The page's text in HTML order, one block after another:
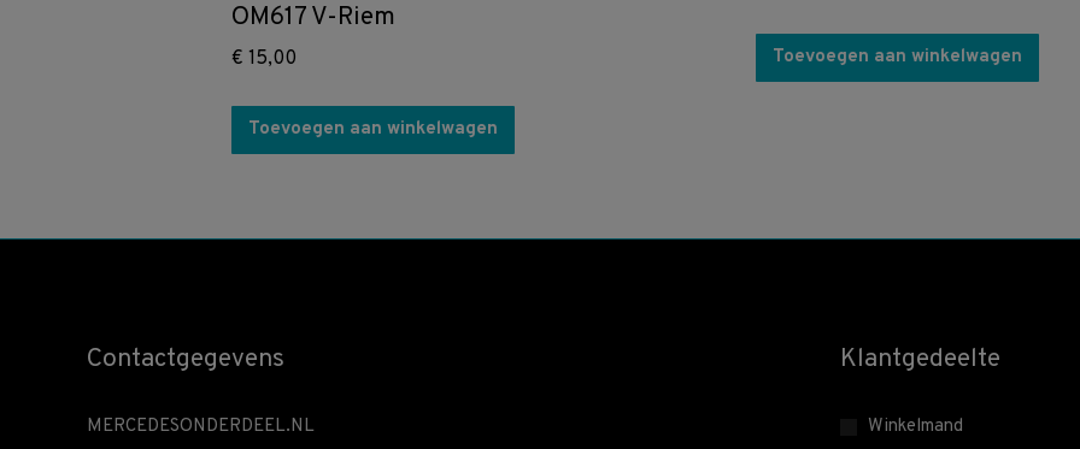
OM617 V-Riem
€ 15,00
Toevoegen aan winkelwagen
Toevoegen aan winkelwagen
Contactgegevens
MERCEDESONDERDEEL.NL
Klantgedeelte
Winkelmand